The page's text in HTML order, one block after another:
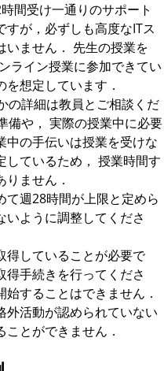
間受け一通りのサポート
が，必ずしも高度なITス
いません． 先生の授業を
ライン授業に参加できてい
想定しています．
の詳細は教員とご相談くだ
備や， 実際の授業中に必要
中の手伝いは授業を受けな
しているため， 授業時間す
ません．
て週28時間が上限と定めら
ように調整してくださ
得していることが必要で
手続きを行ってくださ
することはできません．
外活動が認められていない
とができません．